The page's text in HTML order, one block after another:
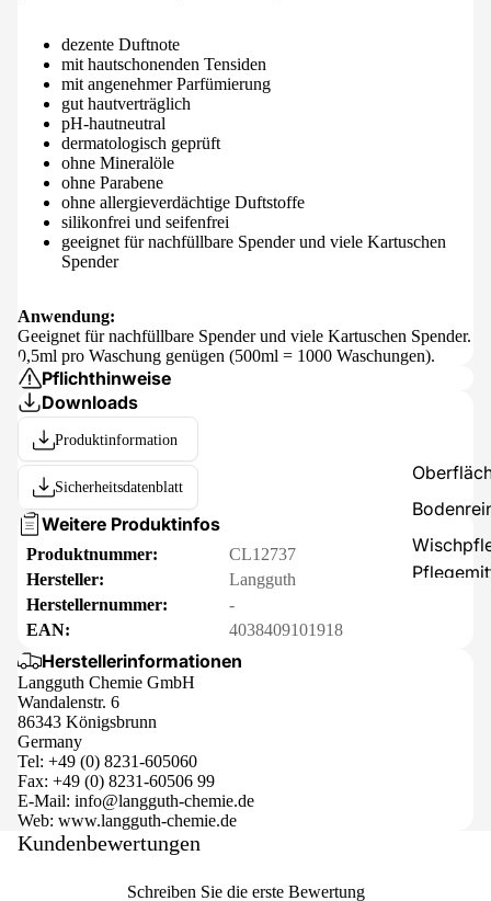
dezente Duftnote
mit hautschonenden Tensiden
mit angenehmer Parfümierung
gut hautverträglich
pH-hautneutral
dermatologisch geprüft
ohne Mineralöle
ohne Parabene
ohne allergieverdächtige Duftstoffe
silikonfrei und seifenfrei
geeignet für nachfüllbare Spender und viele Kartuschen
Spender
Anwendung:
Geeignet für nachfüllbare Spender und viele Kartuschen Spender.
0,5ml pro Waschung genügen (500ml = 1000 Waschungen).
Pflichthinweise
Downloads
Produktinformation
Sicherheitsdatenblatt
Weitere Produktinfos
Produktnummer:
CL12737
Hersteller:
Langguth
Herstellernummer:
-
EAN:
4038409101918
Herstellerinformationen
Langguth Chemie GmbH
Wandalenstr. 6
86343 Königsbrunn
Germany
Tel: +49 (0) 8231-605060
Fax: +49 (0) 8231-60506 99
E-Mail: info@langguth-chemie.de
Web: www.langguth-chemie.de
Kundenbewertungen
Schreiben Sie die erste Bewertung